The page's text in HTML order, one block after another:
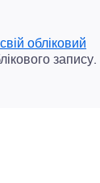
обліковий
запису.